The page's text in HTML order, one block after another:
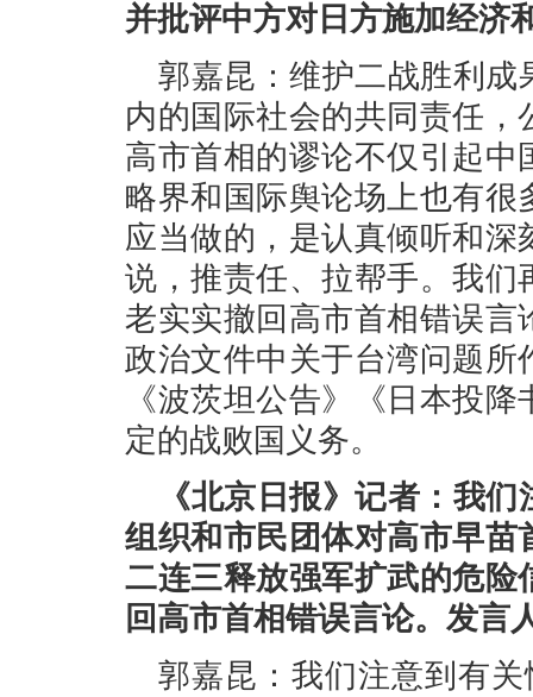
并批评中方对日方施加经济
郭嘉昆：维护二战胜利成
内的国际社会的共同责任
高市首相的谬论不仅引起
略界和国际舆论场上也有
应当做的，是认真倾听和
说，推责任、拉帮手。我
老实实撤回高市首相错误
政治文件中关于台湾问题
《波茨坦公告》《日本投
定的战败国义务。
《北京日报》记者：我
组织和市民团体对高市早
二连三释放强军扩武的危
回高市首相错误言论。发言
郭嘉昆：我们注意到有